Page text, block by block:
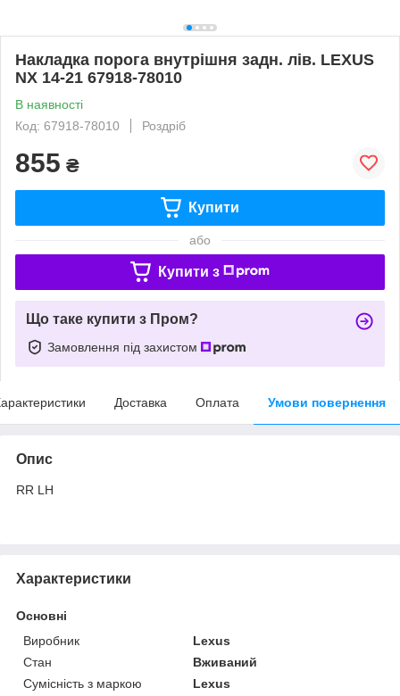
Накладка порога внутрішня задн. лів. LEXUS
NX 14-21 67918-78010
В наявності
Код: 67918-78010
Роздріб
855 ₴
Купити
або
Купити з
Що таке купити з Пром?
Замовлення під захистом
Доставка Оплата Умови повернення
Опис
RR LH
Характеристики
Основні
Виробник
Lexus
Стан
Вживаний
Сумісність з маркою
Lexus